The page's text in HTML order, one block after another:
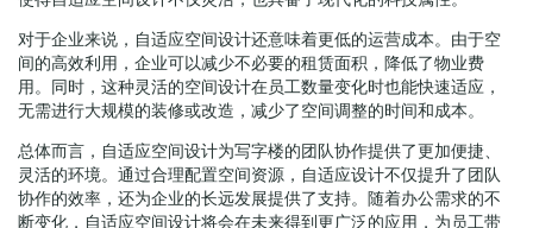
对于企业来说，自适应空间设计还意味着更低的运营成本。由于空
间的高效利用，企业可以减少不必要的租赁面积，降低了物业费
用。同时，这种灵活的空间设计在员工数量变化时也能快速适应，
无需进行大规模的装修或改造，减少了空间调整的时间和成本。
总体而言，自适应空间设计为写字楼的团队协作提供了更加便捷、
灵活的环境。通过合理配置空间资源，自适应设计不仅提升了团队
协作的效率，还为企业的长远发展提供了支持。随着办公需求的不
断变化，自适应空间设计将会在未来得到更广泛的应用，为员工带